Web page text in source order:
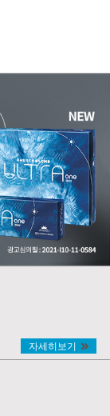
자세히보기